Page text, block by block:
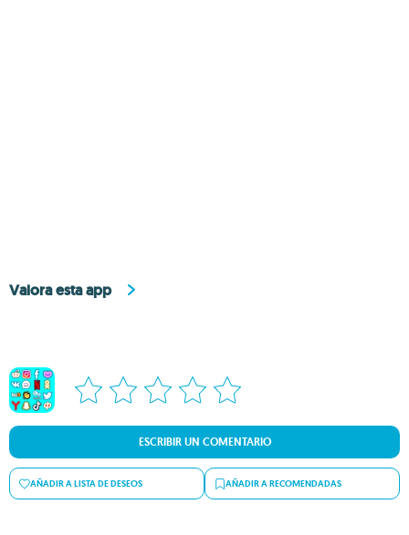
Valora esta app
ESCRIBIR UN COMENTARIO
AÑADIR A LISTA DE DESEOS AÑADIR A RECOMENDADAS